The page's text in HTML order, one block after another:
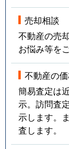
売却相談
不動産の売
お悩み等を
不動産の
簡易査定は
示。訪問査
示します。
査します。